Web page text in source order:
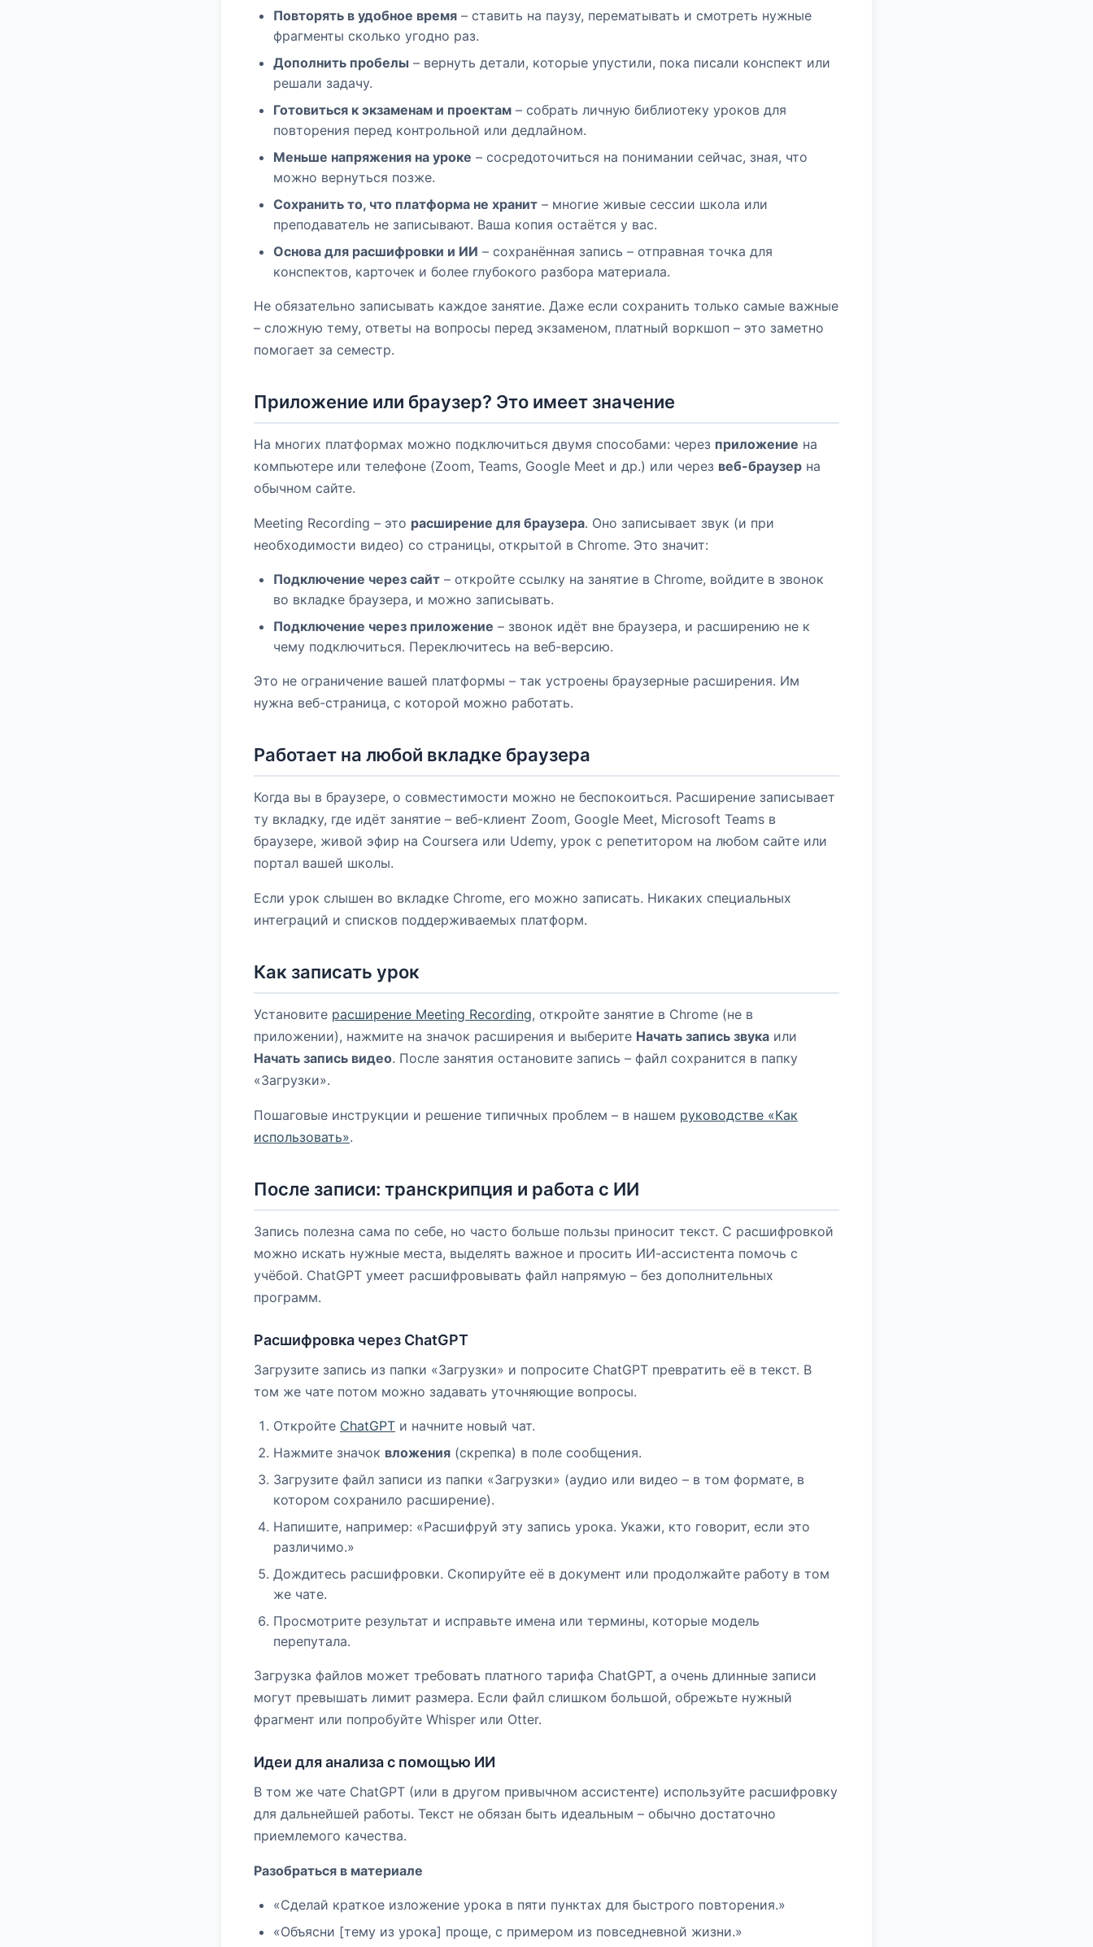
Повторять в удобное время – ставить на паузу, перематывать и смотреть нужные
фрагменты сколько угодно раз.
Дополнить пробелы – вернуть детали, которые упустили, пока писали конспект или
решали задачу.
Готовиться к экзаменам и проектам – собрать личную библиотеку уроков для
повторения перед контрольной или дедлайном.
Меньше напряжения на уроке – сосредоточиться на понимании сейчас, зная, что
можно вернуться позже.
Сохранить то, что платформа не хранит – многие живые сессии школа или
преподаватель не записывают. Ваша копия остаётся у вас.
Основа для расшифровки и ИИ – сохранённая запись – отправная точка для
конспектов, карточек и более глубокого разбора материала.
Не обязательно записывать каждое занятие. Даже если сохранить только самые важные
– сложную тему, ответы на вопросы перед экзаменом, платный воркшоп – это заметно
помогает за семестр.
Приложение или браузер? Это имеет значение
На многих платформах можно подключиться двумя способами: через приложение на
компьютере или телефоне (Zoom, Teams, Google Meet и др.) или через веб-браузер на
обычном сайте.
Meeting Recording – это расширение для браузера. Оно записывает звук (и при
необходимости видео) со страницы, открытой в Chrome. Это значит:
Подключение через сайт – откройте ссылку на занятие в Chrome, войдите в звонок
во вкладке браузера, и можно записывать.
Подключение через приложение – звонок идёт вне браузера, и расширению не к
чему подключиться. Переключитесь на веб-версию.
Это не ограничение вашей платформы – так устроены браузерные расширения. Им
нужна веб-страница, с которой можно работать.
Работает на любой вкладке браузера
Когда вы в браузере, о совместимости можно не беспокоиться. Расширение записывает
ту вкладку, где идёт занятие – веб-клиент Zoom, Google Meet, Microsoft Teams в
браузере, живой эфир на Coursera или Udemy, урок с репетитором на любом сайте или
портал вашей школы.
Если урок слышен во вкладке Chrome, его можно записать. Никаких специальных
интеграций и списков поддерживаемых платформ.
Как записать урок
Установите расширение Meeting Recording, откройте занятие в Chrome (не в
приложении), нажмите на значок расширения и выберите Начать запись звука или
Начать запись видео. После занятия остановите запись – файл сохранится в папку
«Загрузки».
Пошаговые инструкции и решение типичных проблем – в нашем руководстве «Как
использовать».
После записи: транскрипция и работа с ИИ
Запись полезна сама по себе, но часто больше пользы приносит текст. С расшифровкой
можно искать нужные места, выделять важное и просить ИИ-ассистента помочь с
учёбой. ChatGPT умеет расшифровывать файл напрямую – без дополнительных
программ.
Расшифровка через ChatGPT
Загрузите запись из папки «Загрузки» и попросите ChatGPT превратить её в текст. В
том же чате потом можно задавать уточняющие вопросы.
Откройте ChatGPT и начните новый чат.
Нажмите значок вложения (скрепка) в поле сообщения.
Загрузите файл записи из папки «Загрузки» (аудио или видео – в том формате, в
котором сохранило расширение).
Напишите, например: «Расшифруй эту запись урока. Укажи, кто говорит, если это
различимо.»
Дождитесь расшифровки. Скопируйте её в документ или продолжайте работу в том
же чате.
Просмотрите результат и исправьте имена или термины, которые модель
перепутала.
Загрузка файлов может требовать платного тарифа ChatGPT, а очень длинные записи
могут превышать лимит размера. Если файл слишком большой, обрежьте нужный
фрагмент или попробуйте Whisper или Otter.
Идеи для анализа с помощью ИИ
В том же чате ChatGPT (или в другом привычном ассистенте) используйте расшифровку
для дальнейшей работы. Текст не обязан быть идеальным – обычно достаточно
приемлемого качества.
Разобраться в материале
«Сделай краткое изложение урока в пяти пунктах для быстрого повторения.»
«Объясни [тему из урока] проще, с примером из повседневной жизни.»